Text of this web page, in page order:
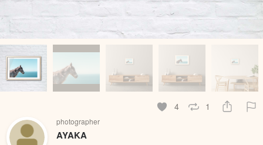
4 1
photographer
AYAKA